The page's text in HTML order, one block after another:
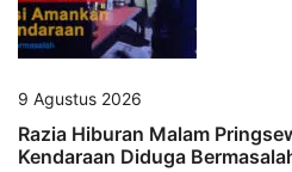
9 Agustus 2026
Razia Hiburan Malam
Kendaraan Diduga